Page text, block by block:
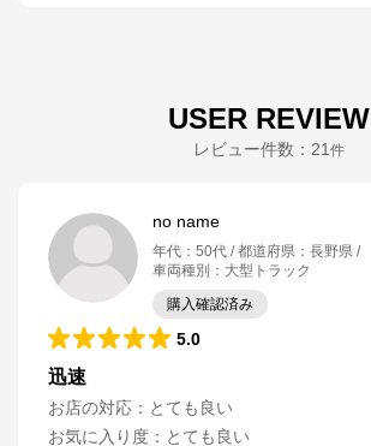
USER REVIEW
レビュー件数： 21 件
no name
年代 ： 50代 都道府県 ： 長野県
車両種別 ： 大型トラック
購入確認済み
5.0
迅速
お店の対応 ： とても良い
お気に入り度 ： とても良い